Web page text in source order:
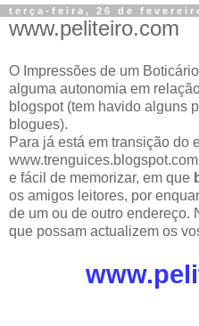
terça-feira, 26 de
www.peliteiro.com
O Impressões de um
alguma autonomia em
blogspot (tem havido alguns
blogues).
Para já está em transição do
e fácil de memorizar, em que
os amigos leitores, por
de um ou de outro endereço.
que possam actualizem os